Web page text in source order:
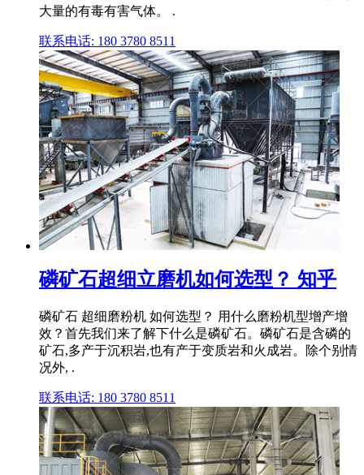
大量的有毒有害气体。 .
联系电话: 180 3780 8511
磷矿石超细立磨机如何选型？ 知乎
磷矿石 超细磨粉机 如何选型？ 用什么磨粉机型增产增
效？首先我们来了解下什么是磷矿石。磷矿石是含磷的
矿石,多产于沉积岩,也有产于变质岩和火成岩。除个别情
况外, .
联系电话: 180 3780 8511